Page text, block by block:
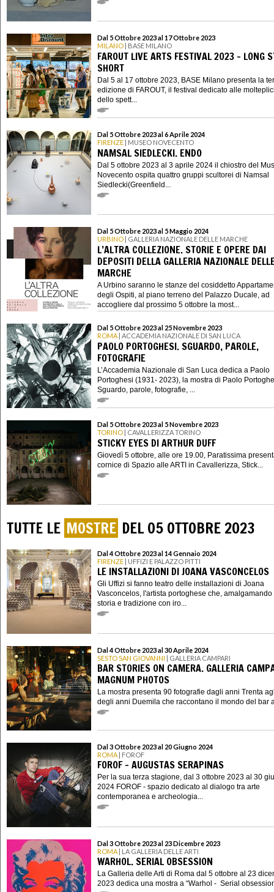
Dal 5 Ottobre 2023 al 17 Ottobre 2023
MILANO | BASE MILANO
FAROUT LIVE ARTS FESTIVAL 2023 - LONG
SHORT
Dal 5 al 17 ottobre 2023, BASE Milano presenta la
edizione di FAROUT, il festival dedicato alle
dello spett...
Dal 5 Ottobre 2023 al 6 Aprile 2024
FIRENZE | MUSEO NOVECENTO
NAMSAL SIEDLECKI. ENDO
Dal 5 ottobre 2023 al 3 aprile 2024 il chiostro del
Novecento ospita quattro gruppi scultorei di Namsal
Siedlecki(Greenfield...
Dal 5 Ottobre 2023 al 5 Maggio 2024
URBINO | GALLERIA NAZIONALE DELLE MARCHE
L’ALTRA COLLEZIONE. STORIE E OPERE DAI
DEPOSITI DELLA GALLERIA NAZIONALE
MARCHE
A Urbino saranno le stanze del cosiddetto
degli Ospiti, al piano terreno del Palazzo Ducale, ad
accogliere dal prossimo 5 ottobre la most...
Dal 5 Ottobre 2023 al 25 Novembre 2023
ROMA | ACCADEMIA NAZIONALE DI SAN LUCA
PAOLO PORTOGHESI. SGUARDO, PAROLE,
FOTOGRAFIE
L’Accademia Nazionale di San Luca dedica a Paolo
Portoghesi (1931- 2023), la mostra di Paolo
Sguardo, parole, fotografie, ...
Dal 5 Ottobre 2023 al 5 Novembre 2023
TORINO | CAVALLERIZZA TORINO
STICKY EYES DI ARTHUR DUFF
Giovedì 5 ottobre, alle ore 19.00, Paratissima
cornice di Spazio alle ARTI in Cavallerizza, Stick...
TUTTE LE MOSTRE DEL 05 OTTOBRE 2023
Dal 4 Ottobre 2023 al 14 Gennaio 2024
FIRENZE | UFFIZI E PALAZZO PITTI
LE INSTALLAZIONI DI JOANA VASCONCELOS
Gli Uffizi si fanno teatro delle installazioni di Joana
Vasconcelos, l'artista portoghese che, amalgamando
storia e tradizione con iro...
Dal 4 Ottobre 2023 al 30 Aprile 2024
SESTO SAN GIOVANNI | GALLERIA CAMPARI
BAR STORIES ON CAMERA. GALLERIA
MAGNUM PHOTOS
La mostra presenta 90 fotografie dagli anni Trenta
degli anni Duemila che raccontano il mondo del bar
Dal 3 Ottobre 2023 al 20 Giugno 2024
ROMA | FOROF
FOROF - AUGUSTAS SERAPINAS
Per la sua terza stagione, dal 3 ottobre 2023 al 30
2024 FOROF - spazio dedicato al dialogo tra arte
contemporanea e archeologia...
Dal 3 Ottobre 2023 al 23 Dicembre 2023
ROMA | LA GALLERIA DELLE ARTI
WARHOL. SERIAL OBSESSION
La Galleria delle Arti di Roma dal 5 ottobre al 23
2023 dedica una mostra a “Warhol - Serial